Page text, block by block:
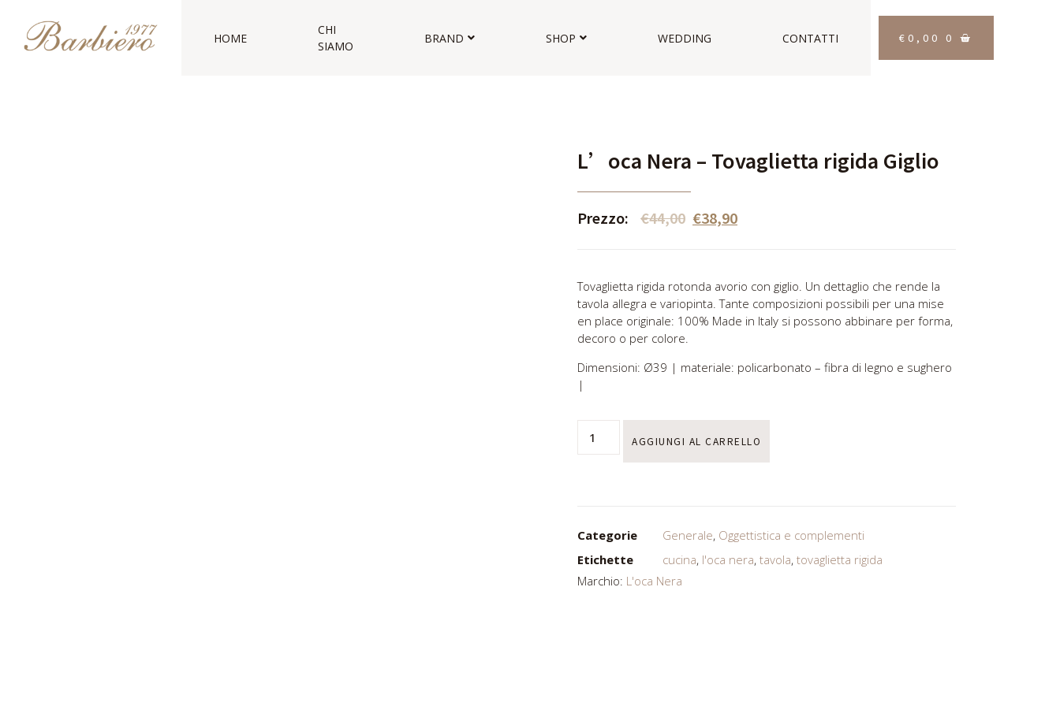
HOME
CHI
SIAMO
BRAND SHOP WEDDING CONTATTI € 0,00 0
L’oca Nera – Tovaglietta rigida Giglio
Prezzo: €44,00 €38,90
Tovaglietta rigida rotonda avorio con giglio. Un dettaglio che rende la
tavola allegra e variopinta. Tante composizioni possibili per una mise
en place originale: 100% Made in Italy si possono abbinare per forma,
decoro o per colore.
Dimensioni: Ø39 | materiale: policarbonato – fibra di legno e sughero
|
AGGIUNGI AL CARRELLO
Categorie Generale, Oggettistica e complementi
Etichette
cucina, l'oca nera, tavola, tovaglietta rigida
Marchio: L'oca Nera